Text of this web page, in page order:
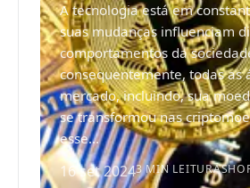
A tecnologia está em
suas mudanças influenciam
comportamentos da
consequentemente, todas as
mercado, incluindo, sua
se transformou nas
esse...
16 set 20243 MIN LEITURA